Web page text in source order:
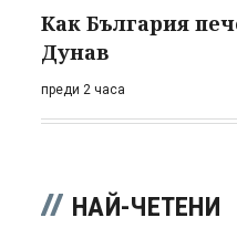
Как България
Дунав
преди 2 часа
НАЙ-ЧЕТЕНИ